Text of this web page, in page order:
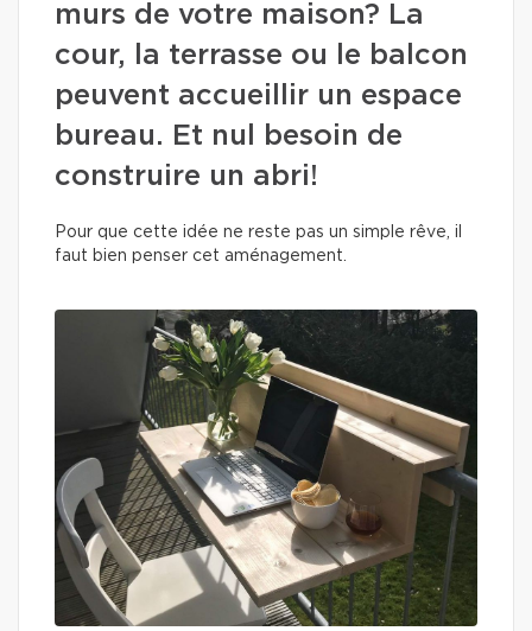
murs de votre maison? La
cour, la terrasse ou le balcon
peuvent accueillir un espace
bureau. Et nul besoin de
construire un abri!
Pour que cette idée ne reste pas un simple rêve, il
faut bien penser cet aménagement.